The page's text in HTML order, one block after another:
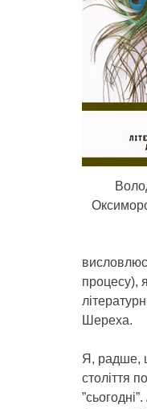
процесу),
Шереха.
Я, радше,
століття